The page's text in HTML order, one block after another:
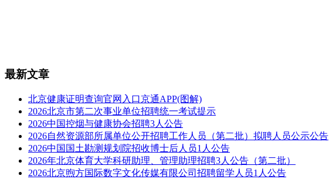
最新文章
北京健康证明查询官网入口京通APP(图解)
2026北京市第二次事业单位招聘统一考试提示
2026中国控烟与健康协会招聘3人公告
2026自然资源部所属单位公开招聘工作人员（第二批）拟聘人员公示公告
2026中国国土勘测规划院招收博士后人员1人公告
2026年北京体育大学科研助理、管理助理招聘3人公告（第二批）
2026北京煦方国际数字文化传媒有限公司招聘留学人员1人公告